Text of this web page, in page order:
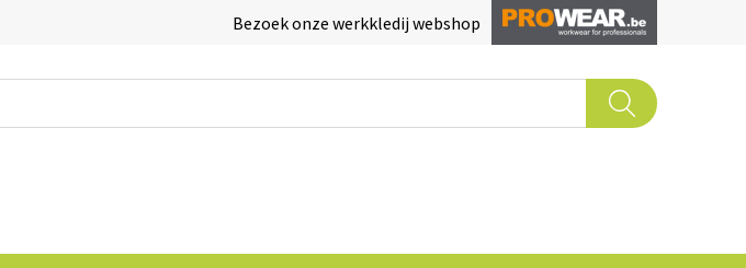
Bezoek onze werkkledij webshop